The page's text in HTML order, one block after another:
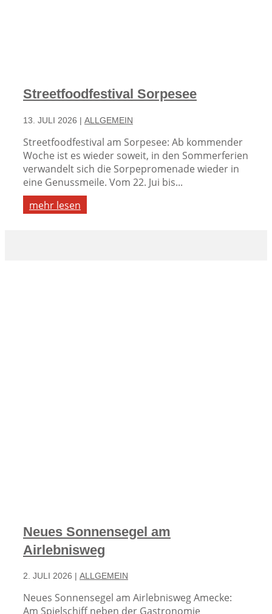
Streetfoodfestival Sorpesee
13. JULI 2026 | ALLGEMEIN
Streetfoodfestival am Sorpesee: Ab kommender
Woche ist es wieder soweit, in den Sommerferien
verwandelt sich die Sorpepromenade wieder in
eine Genussmeile. Vom 22. Jui bis...
mehr lesen
Neues Sonnensegel am
Airlebnisweg
2. JULI 2026 | ALLGEMEIN
Neues Sonnensegel am Airlebnisweg Amecke:
Am Spielschiff neben der Gastronomie